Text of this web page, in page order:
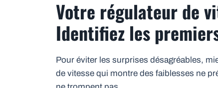
Votre régulateur de
Identifiez les
Pour éviter les surprises désagréables,
de vitesse qui montre des faiblesses ne